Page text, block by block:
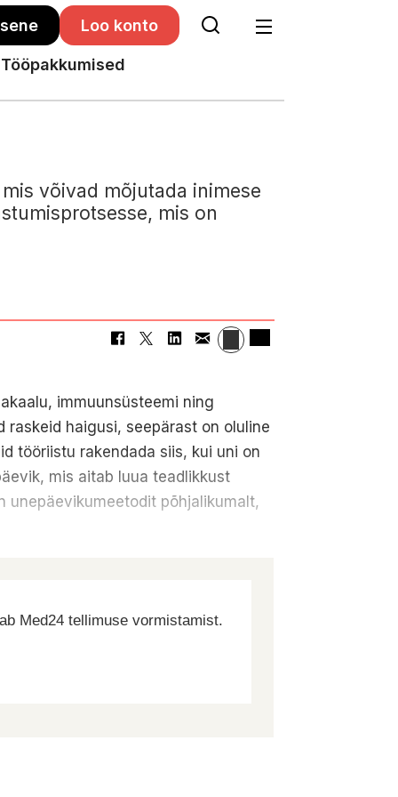
Loo konto
Tööpakkumised
võivad mõjutada inimese
mis on
immuunsüsteemi ning
haigusi, seepärast on oluline
tööriistu rakendada siis, kui uni on
mis aitab luua teadlikkust
unepäevikumeetodit põhjalikumalt,
Med24 tellimuse vormistamist.